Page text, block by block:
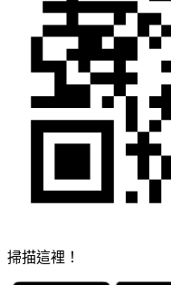
掃描這裡！